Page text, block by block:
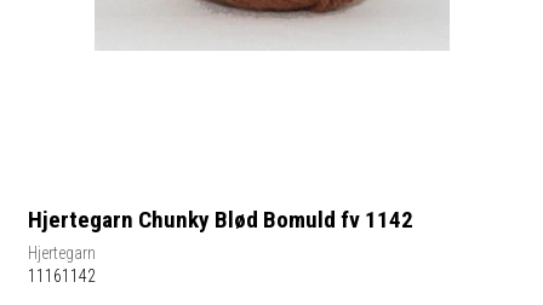
Hjertegarn Chunky Blød Bomuld fv 1142
Hjertegarn
11161142